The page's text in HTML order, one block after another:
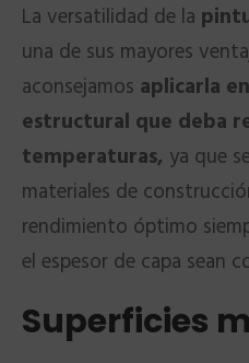
La versatilidad de la
una de sus mayores
aconsejamos aplicarla
estructural que deba
temperaturas, ya que
materiales de
rendimiento óptimo
el espesor de capa sean
Superficies